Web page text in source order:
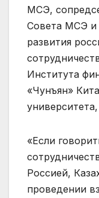
МСЭ,
Совета МСЭ и
развития
Института
«Чунъян»
«Если
Россией,
проведении